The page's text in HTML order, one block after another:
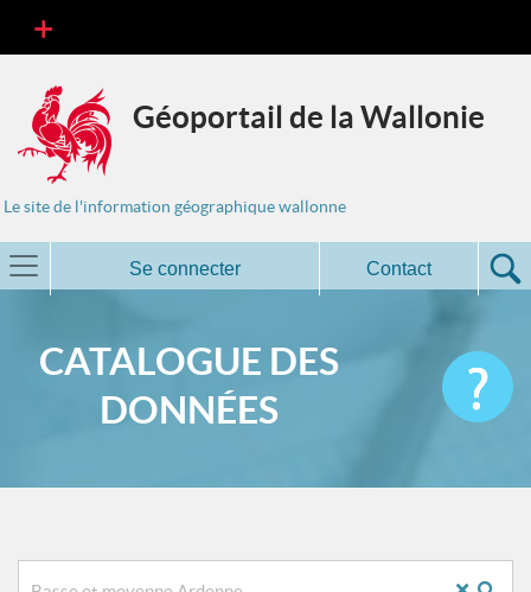
Géoportail de la Wallonie
Le site de l'information géographique wallonne
Se connecter Contact
CATALOGUE DES
DONNÉES